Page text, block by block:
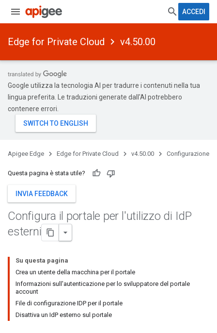
ACCEDI
Edge for Private Cloud v4.50.00
Google utilizza la tecnologia AI per tradurre i contenuti nella tua
lingua preferita. Le traduzioni generate dall'AI potrebbero
contenere errori.
Apigee Edge Edge for Private Cloud v4.50.00 Configurazione
Questa pagina è stata utile?
INVIA FEEDBACK
Configura il portale per l'utilizzo di IdP
esterni
Su questa pagina
Crea un utente della macchina per il portale
Informazioni sull'autenticazione per lo sviluppatore del portale
account
File di configurazione IDP per il portale
Disattiva un IdP esterno sul portale